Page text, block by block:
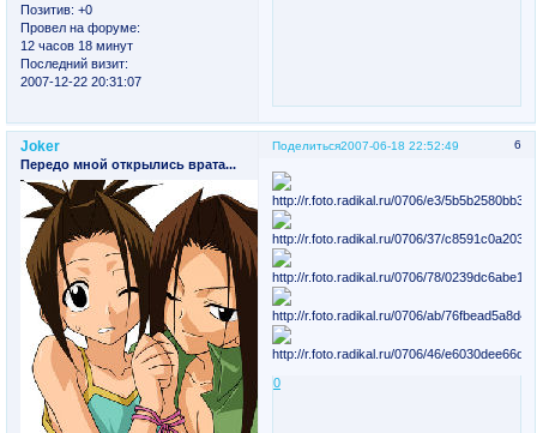
Позитив: +0
Провел на форуме:
12 часов 18 минут
Последний визит:
2007-12-22 20:31:07
Поделиться 6
2007-06-18 22:52:49
Joker
Передо мной открылись врата...
0